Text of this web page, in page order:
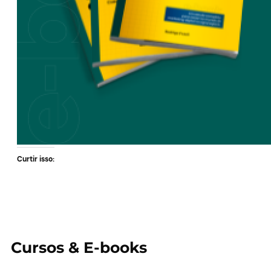
Curtir isso:
Cursos & E-books